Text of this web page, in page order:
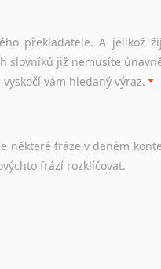
nekomerčního
osobní zkušenosti
český životopis. Tak dost
překladatele. A jelikož
slovníků již nemusíte
vám hledaný výraz.
některé fráze v daném
frází rozklíčovat.